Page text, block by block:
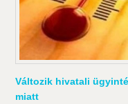
Változik hivatali
miatt